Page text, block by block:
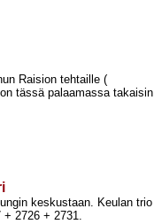
Raision tehtaille (
tässä palaamassa takaisin
keskustaan. Keulan trio
+​ 2726 +​ 2731.